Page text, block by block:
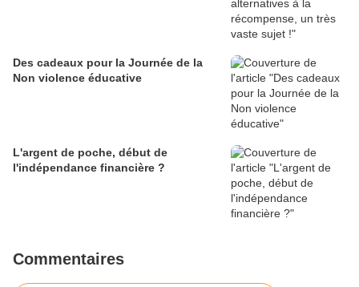
Des cadeaux pour la Journée de la
Non violence éducative
L'argent de poche, début de
l'indépendance financière ?
Commentaires